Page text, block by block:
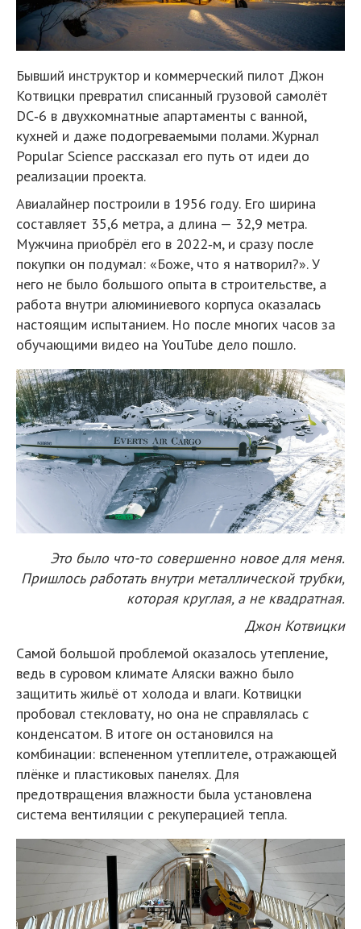
Бывший инструктор и коммерческий пилот Джон
Котвицки превратил списанный грузовой самолёт
DC‑6 в двухкомнатные апартаменты с ванной,
кухней и даже подогреваемыми полами. Журнал
Popular Science рассказал его путь от идеи до
реализации проекта.
Авиалайнер построили в 1956 году. Его ширина
составляет 35,6 метра, а длина — 32,9 метра.
Мужчина приобрёл его в 2022‑м, и сразу после
покупки он подумал: «Боже, что я натворил?». У
него не было большого опыта в строительстве, а
работа внутри алюминиевого корпуса оказалась
настоящим испытанием. Но после многих часов за
обучающими видео на YouTube дело пошло.
Это было что-то совершенно новое для меня.
Пришлось работать внутри металлической трубки,
которая круглая, а не квадратная.
Джон Котвицки
Самой большой проблемой оказалось утепление,
ведь в суровом климате Аляски важно было
защитить жильё от холода и влаги. Котвицки
пробовал стекловату, но она не справлялась с
конденсатом. В итоге он остановился на
комбинации: вспененном утеплителе, отражающей
плёнке и пластиковых панелях. Для
предотвращения влажности была установлена
система вентиляции с рекуперацией тепла.